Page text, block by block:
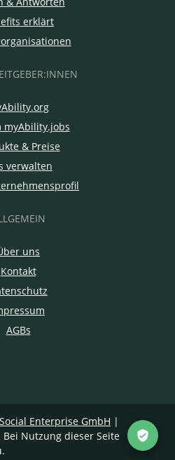
erklärt
myAbility.jobs
& Preise
verwalten
uns
Kontakt
AGBs
Enterprise GmbH |
Bei Nutzung dieser Seite